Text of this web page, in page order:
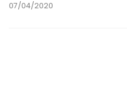
07/04/2020